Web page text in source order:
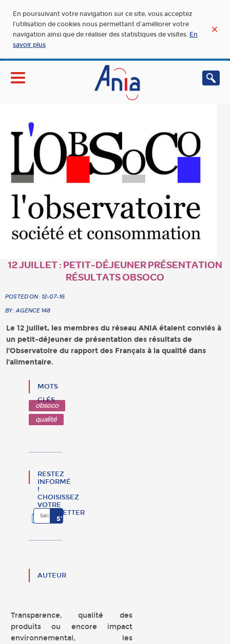
En poursuivant votre navigation sur ce site, vous acceptez
l’utilisation de cookies nous permettant d’améliorer votre
navigation ainsi que de réaliser des statistiques de visites. En
savoir plus
12 JUILLET : PETIT-DÉJEUNER PRÉSENTATION
RÉSULTATS OBSOCO
POSTED ON : 12-07-16
BY : AGENCE 148
Le 12 juillet, les membres du réseau ANIA étaient conviés à
un petit-déjeuner de présentation des résultats de
l’Observatoire du rapport des Français à la qualité dans
l’alimentaire.
MOTS
CLÉS
obsoco
qualité
RESTEZ
INFORMÉ
!
CHOISISSEZ
VOTRE
NEWSLETTER
AUTEUR
Transparence, qualité des
produits ou encore impact
environnemental, les